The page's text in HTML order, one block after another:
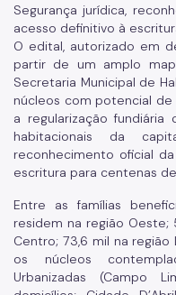
Segurança jurídica,
acesso definitivo à
O edital, autorizado em
partir de um amplo
Secretaria Municipal de
núcleos com potencial de
a regularização
habitacionais da
reconhecimento oficial
escritura para centenas
Entre as famílias
residem na região Oeste;
Centro; 73,6 mil na região
os núcleos
Urbanizadas (Campo